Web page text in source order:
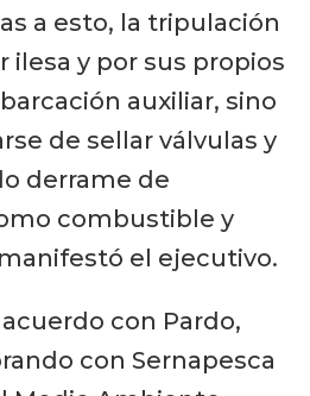
a esto, la tripulación
ilesa y por sus propios
auxiliar, sino
de sellar válvulas y
derrame de
combustible y
el ejecutivo.
con Pardo,
con Sernapesca